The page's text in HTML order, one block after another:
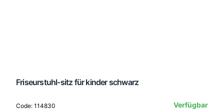
Friseurstuhl-sitz für kinder schwarz
Code: 114830
Verfügbar